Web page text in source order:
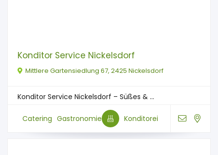
Konditor Service Nickelsdorf
Mittlere Gartensiedlung 67, 2425 Nickelsdorf
Konditor Service Nickelsdorf – Süßes & ...
Catering Gastronomie Konditorei